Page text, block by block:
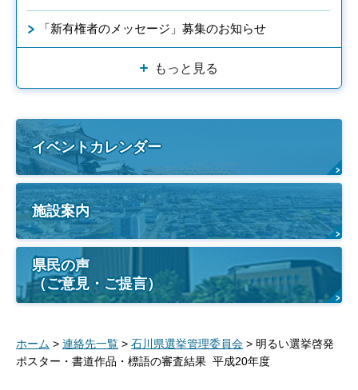
「新有権者のメッセージ」募集のお知らせ
もっと見る
イベントカレンダー
施設案内
県民の声
（ご意見・ご提言）
ホーム > 連絡先一覧 > 石川県選挙管理委員会 > 明るい選挙啓発
ポスター・書道作品・標語の審査結果 平成20年度